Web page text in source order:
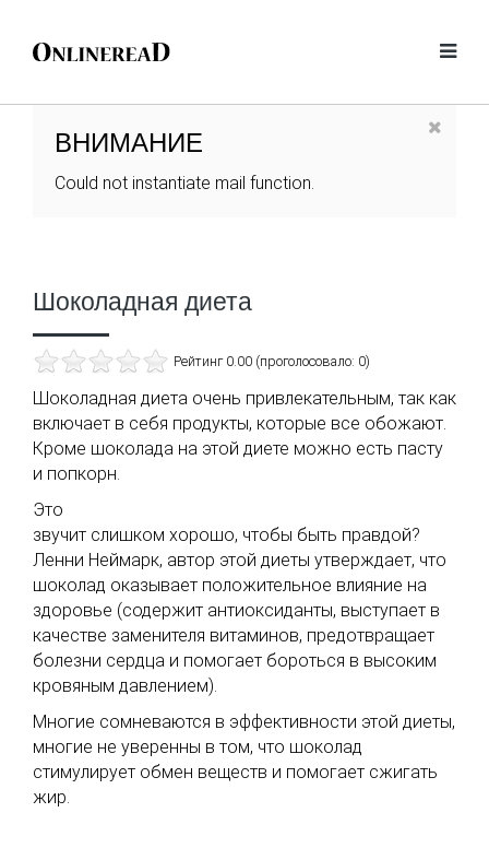
ВНИМАНИЕ
Could not instantiate mail function.
Шоколадная диета
Рейтинг 0.00 (проголосовало: 0)
Шоколадная диета очень привлекательным, так как
включает в себя продукты, которые все обожают.
Кроме шоколада на этой диете можно есть пасту
и попкорн.
Это
звучит слишком хорошо, чтобы быть правдой?
Ленни Неймарк, автор этой диеты утверждает, что
шоколад оказывает положительное влияние на
здоровье (содержит антиоксиданты, выступает в
качестве заменителя витаминов, предотвращает
болезни сердца и помогает бороться в высоким
кровяным давлением).
Многие сомневаются в эффективности этой диеты,
многие не уверенны в том, что шоколад
стимулирует обмен веществ и помогает сжигать
жир.